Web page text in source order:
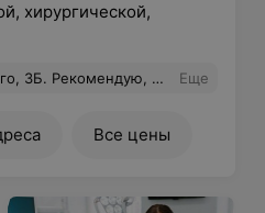
хирургической,
благодарю за ваш профессионализм и внимательное ,доброе отношение. Рекомендую и буду рекомендовать! При этом, я приехала из другого города, и не жалею, что выбрала,, Практидент,,!!!! Еще
Все цены